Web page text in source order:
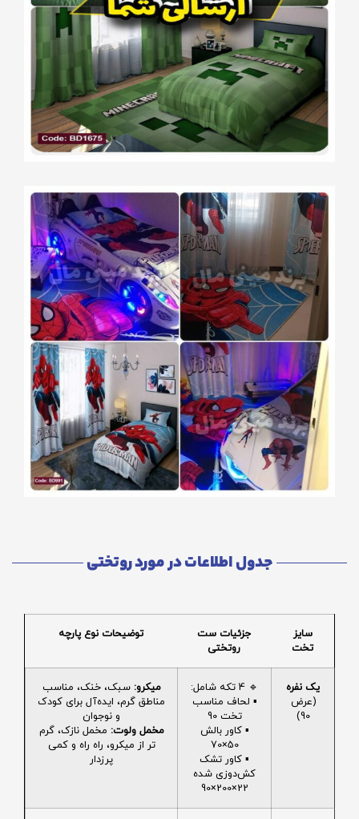
جدول اطلاعات در مورد روتختی
سایز
تخت
جزئیات ست
روتختی
توضیحات نوع پارچه
یک نفره
(عرض
90)
🔹 4 تکه شامل:
▪️ لحاف مناسب
تخت 90
▪️ کاور بالش
50×70
▪️ کاور تشک
کش‌دوزی شده
22×200×90
میکرو: سبک، خنک، مناسب
مناطق گرم، ایده‌آل برای کودک
و نوجوان
مخمل ولوت: مخمل نازک، گرم
تر از میکرو، راه راه و کمی
پرزدار